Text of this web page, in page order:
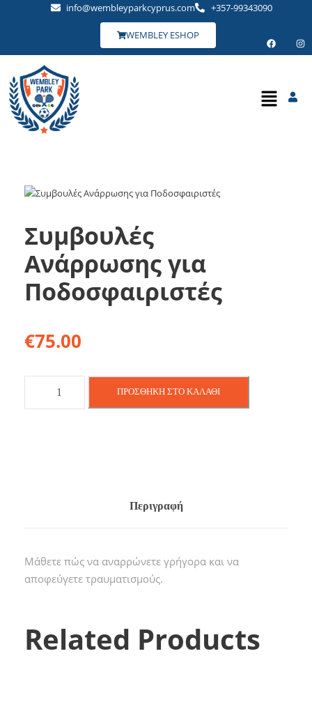
info@wembleyparkcyprus.com +357-99343090
WEMBLEY ESHOP
Συμβουλές
Ανάρρωσης για
Ποδοσφαιριστές
€75.00
ΠΡΟΣΘΉΚΗ ΣΤΟ ΚΑΛΆΘΙ
Περιγραφή
Μάθετε πώς να αναρρώνετε γρήγορα και να
αποφεύγετε τραυματισμούς.
Related Products